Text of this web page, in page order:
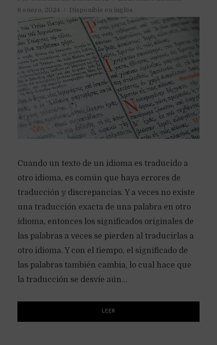
6 enero, 2024
Disponible en inglés
Cuando un texto de un idioma es traducido a
otro idioma, es común que haya errores de
traducción y discrepancias. Y a veces no existe
una traducción exacta de una palabra en otro
idioma, entonces los significados originales de
las palabras a veces se pierden al traducirlas a
otro idioma. Y con el tiempo, el significado de
las palabras también cambia, lo cual hace que
la traducción se desvíe aún...
LEER